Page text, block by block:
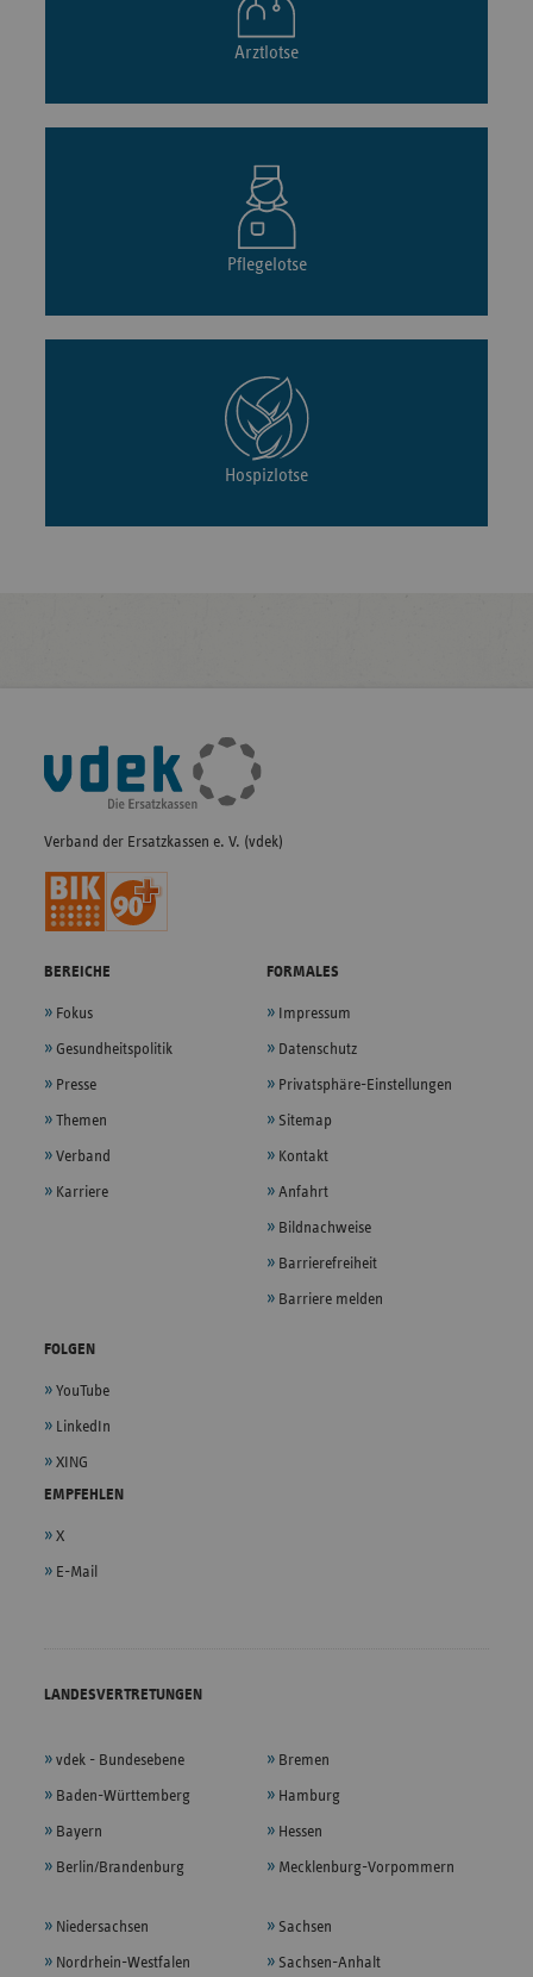
Arztlotse
Pflegelotse
Hospizlotse
Fußleisten-
Navigation
Verband der Ersatzkassen e. V. (vdek)
BEREICHE
Fokus
Gesundheitspolitik
Presse
Themen
Verband
Karriere
FORMALES
Impressum
Datenschutz
Privatsphäre-Einstellungen
Sitemap
Kontakt
Anfahrt
Bildnachweise
Barrierefreiheit
Barriere melden
FOLGEN
YouTube
LinkedIn
XING
EMPFEHLEN
X
E-Mail
LANDESVERTRETUNGEN
vdek - Bundesebene
Baden-Württemberg
Bayern
Berlin/Brandenburg
Bremen
Hamburg
Hessen
Mecklenburg-Vorpommern
Niedersachsen
Nordrhein-Westfalen
Sachsen
Sachsen-Anhalt